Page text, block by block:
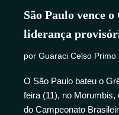
São Paulo vence
liderança
por Guaraci Celso Primo
O São Paulo bateu o
feira (11), no Morumbis,
do Campeonato